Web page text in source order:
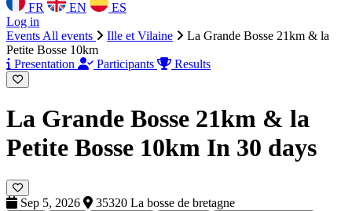
FR EN
ES
Log in
Events All events Ille et Vilaine
La Grande Bosse 21km & la
Petite Bosse 10km
Presentation
Participants Results
La Grande Bosse 21km & la
Petite Bosse 10km In 30 days
Sep 5, 2026 35320 La bosse de bretagne